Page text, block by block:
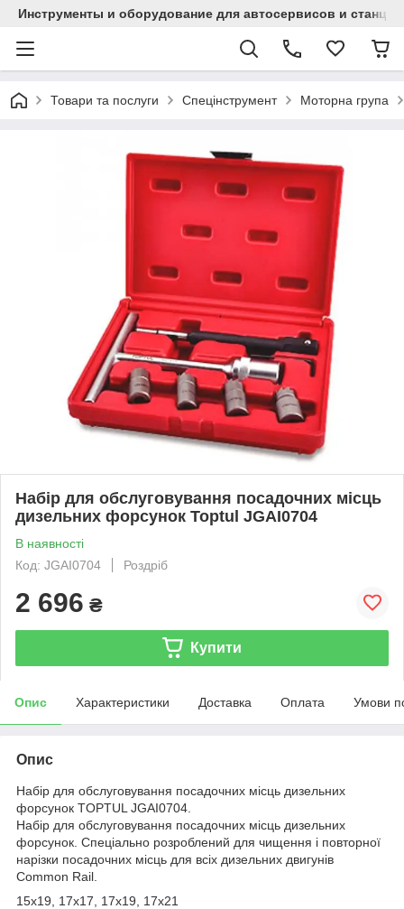
Инструменты и оборудование для автосервисов и
Товари та послуги Спецінструмент Моторна група
Набір для обслуговування посадочних місць
дизельних форсунок Toptul JGAI0704
В наявності
Код: JGAI0704
Роздріб
2 696 ₴
Купити
Опис Характеристики Доставка Оплата Умови
Опис
Набір для обслуговування посадочних місць дизельних
форсунок TOPTUL JGAI0704.
Набір для обслуговування посадочних місць дизельних
форсунок. Спеціально розроблений для чищення і повторної
нарізки посадочних місць для всіх дизельних двигунів
Common Rail.
15x19, 17x17, 17x19, 17x21